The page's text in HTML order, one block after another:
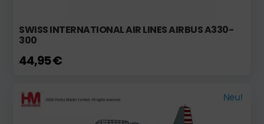
SWISS INTERNATIONAL AIR LINES AIRBUS A330-
300
44,95 €
Neu!